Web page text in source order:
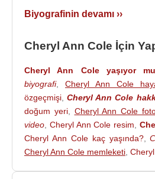
topladığı oylarla "2009'da
Freida Pinto
Kreuk, Elisha Cuthbert
Hazell
,Britney Spears,
Foxgibi isimleri geride bıraktı.
Ayrıca 2009 da ingiliz
yaptığı ankette ingiliz
kadın seçildi.
Cole, geniş çapta bir stil ikonu
Öyle ki, Vogue ve Elle gibi
Biyografinin devamı ››
Cheryl Ann Cole İçin
Cheryl Ann Cole yaşıyor
biyografi, Cheryl Ann Cole
özgeçmişi ,Cheryl Ann Cole
doğum yeri, Cheryl Ann Cole
video Cheryl Ann Cole resim
Cheryl Ann Cole kaç yaşında?,
Cheryl Ann Cole memleketi